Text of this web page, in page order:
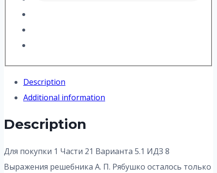
Description
Additional information
Description
Для покупки 1 Части 21 Варианта 5.1 ИДЗ 8
Выражения решебника А. П. Рябушко осталось только